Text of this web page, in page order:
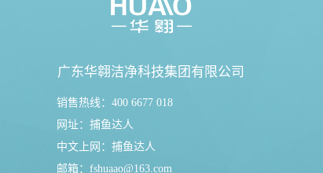
广东华翱洁净科技集团有限公司
销售热线：400 6677 018
网址： 捕鱼达人
中文上网： 捕鱼达人
邮箱： fshuaao@163.com